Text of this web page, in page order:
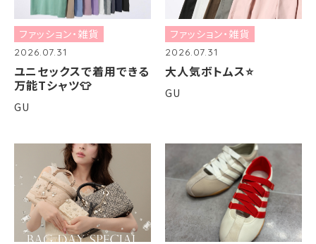
ファッション・雑貨
2026.07.31
ユニセックスで着用できる
万能Tシャツ👕
GU
ファッション・雑貨
2026.07.31
大人気ボトムス⭐️
GU